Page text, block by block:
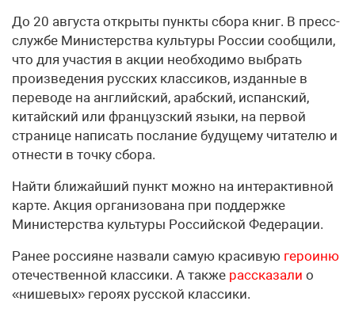
До 20 августа открыты пункты сбора книг. В пресс-
службе Министерства культуры России сообщили,
что для участия в акции необходимо выбрать
произведения русских классиков, изданные в
переводе на английский, арабский, испанский,
китайский или французский языки, на первой
странице написать послание будущему читателю и
отнести в точку сбора.
Найти ближайший пункт можно на интерактивной
карте. Акция организована при поддержке
Министерства культуры Российской Федерации.
Ранее россияне назвали самую красивую героиню
отечественной классики. А также рассказали о
«нишевых» героях русской классики.